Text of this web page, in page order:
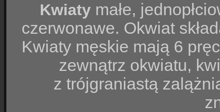
Kwiaty małe,
czerwonawe. Okwiat
Kwiaty męskie mają 6
zewnątrz okwiatu,
z trójgraniastą